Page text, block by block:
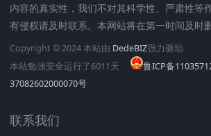
内容的真实性，我们不对其科学性、严肃性等
有侵权请及时联系。本网站将在第一时间及时删
Copyright © 2024 本站由 DedeBIZ强力驱动
本站勉强安全运行了6011天 鲁ICP备
37082602000070号
联系我们